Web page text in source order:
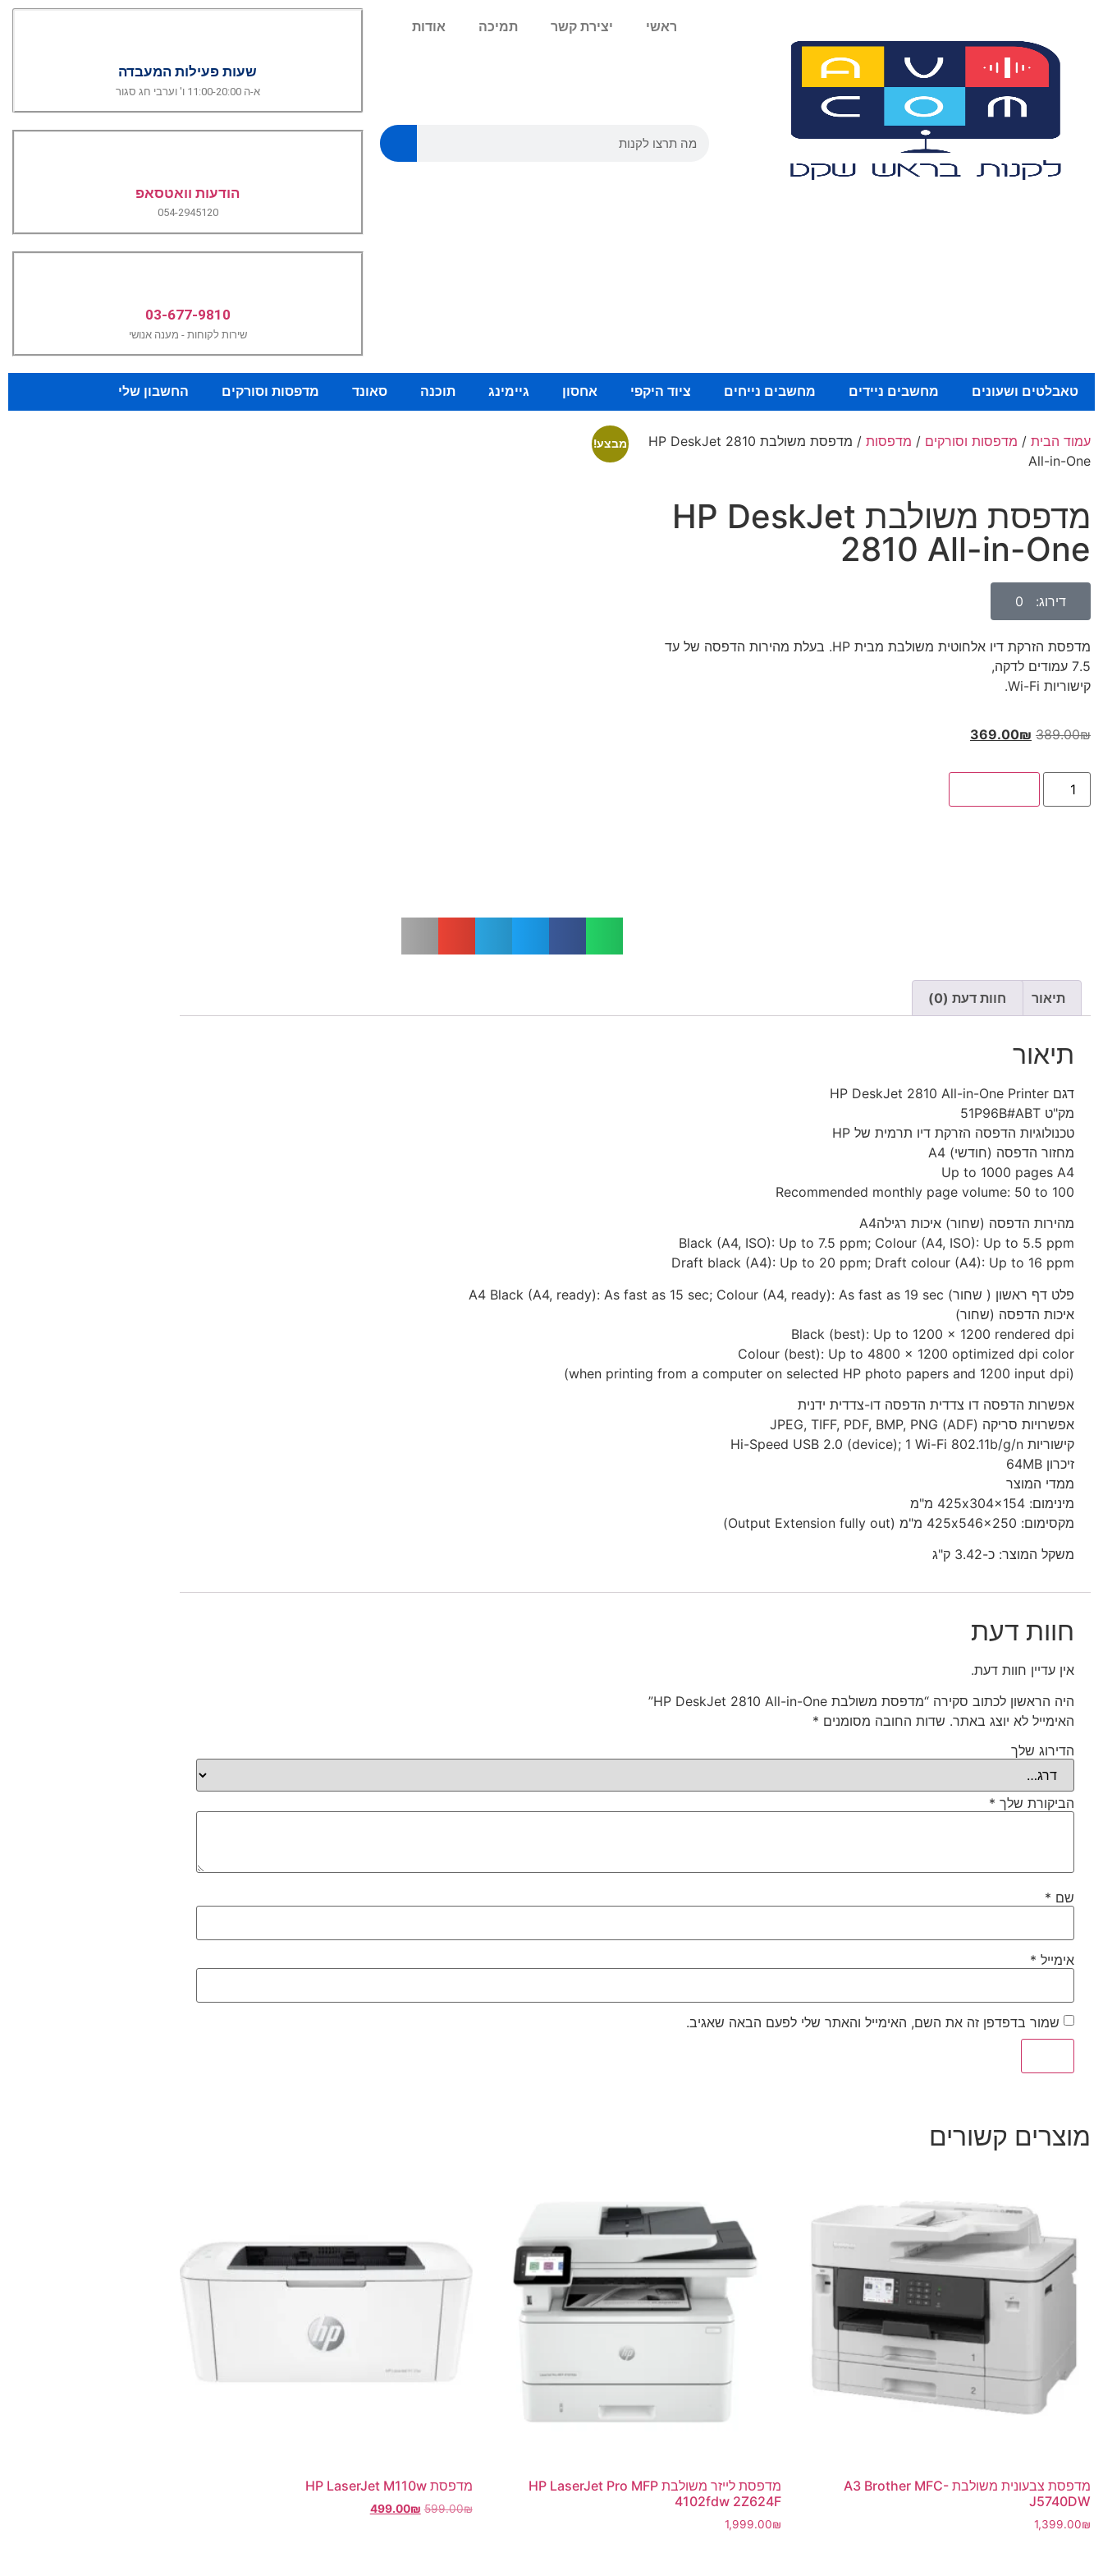
ראשי יצירת קשר תמיכה אודות
שעות פעילות המעבדה
א-ה 11:00-20:00 ו' וערבי חג סגור
הודעות וואטסאפ
054-2945120
03-677-9810
שירות לקוחות - מענה אנושי
טאבלטים ושעונים מחשבים ניידים מחשבים נייחים ציוד היקפי אחסון גיימינג תוכנה סאונד מדפסות וסורקים החשבון שלי
עמוד הבית / מדפסות וסורקים / מדפסות
/ מדפסת משולבת HP DeskJet 2810
All-in-One
מדפסת משולבת HP DeskJet
2810 All-in-One
דירוג: 0
מדפסת הזרקת דיו אלחוטית משולבת מבית HP. בעלת מהירות הדפסה של עד
7.5 עמודים לדקה,
קישוריות Wi-Fi.
389.00₪
369.00₪
מבצע!
תיאור חוות דעת (0)
תיאור
דגם HP DeskJet 2810 All-in-One Printer
מק"ט 51P96B#ABT
טכנולוגיות הדפסה הזרקת דיו תרמית של HP
מחזור הדפסה (חודשי) A4
Up to 1000 pages A4
Recommended monthly page volume: 50 to 100
מהירות הדפסה (שחור) איכות רגילהA4
Black (A4, ISO): Up to 7.5 ppm; Colour (A4, ISO): Up to 5.5 ppm
Draft black (A4): Up to 20 ppm; Draft colour (A4): Up to 16 ppm
פלט דף ראשון ( שחור) A4 Black (A4, ready): As fast as 15 sec; Colour (A4, ready): As fast as 19 sec
איכות הדפסה (שחור)
Black (best): Up to 1200 x 1200 rendered dpi
Colour (best): Up to 4800 x 1200 optimized dpi color
(when printing from a computer on selected HP photo papers and 1200 input dpi)
אפשרות הדפסה דו צדדית הדפסה דו-צדדית ידנית
אפשרויות סריקה (ADF) JPEG, TIFF, PDF, BMP, PNG
קישוריות Hi-Speed USB 2.0 (device); 1 Wi-Fi 802.11b/g/n
זיכרון 64MB
ממדי המוצר
מינימום: 425x304x154 מ"מ
מקסימום: 425x546x250 מ"מ (Output Extension fully out)
משקל המוצר: כ-3.42 ק"ג
חוות דעת
אין עדיין חוות דעת.
היה הראשון לכתוב סקירה “מדפסת משולבת HP DeskJet 2810 All-in-One”
האימייל לא יוצג באתר. שדות החובה מסומנים *
הדירוג שלך
הביקורת שלך *
שם *
אימייל *
שמור בדפדפן זה את השם, האימייל והאתר שלי לפעם הבאה שאגיב.
מוצרים קשורים
מדפסת צבעונית משולבת A3 Brother MFC-
J5740DW
1,399.00₪
מדפסת ‏לייזר ‏משולבת HP LaserJet Pro MFP
4102fdw 2Z624F
1,999.00₪
מדפסת HP LaserJet M110w
599.00₪
499.00₪